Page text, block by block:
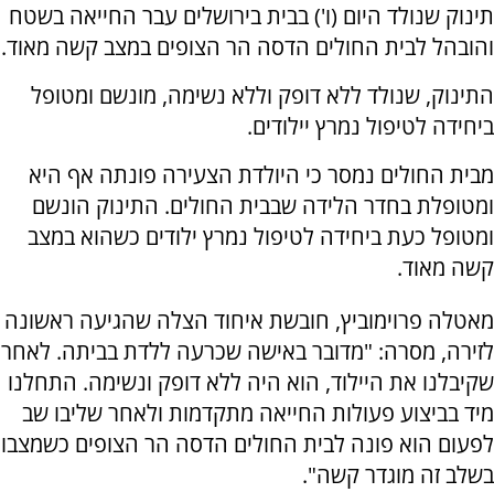
תינוק שנולד היום (ו') בבית בירושלים עבר החייאה בשטח
והובהל לבית החולים הדסה הר הצופים במצב קשה מאוד.
התינוק, שנולד ללא דופק וללא נשימה, מונשם ומטופל
ביחידה לטיפול נמרץ יילודים.
מבית החולים נמסר כי היולדת הצעירה פונתה אף היא
ומטופלת בחדר הלידה שבבית החולים. התינוק הונשם
ומטופל כעת ביחידה לטיפול נמרץ ילודים כשהוא במצב
קשה מאוד.
מאטלה פרוימוביץ, חובשת איחוד הצלה שהגיעה ראשונה
לזירה, מסרה: "מדובר באישה שכרעה ללדת בביתה. לאחר
שקיבלנו את היילוד, הוא היה ללא דופק ונשימה. התחלנו
מיד בביצוע פעולות החייאה מתקדמות ולאחר שליבו שב
לפעום הוא פונה לבית החולים הדסה הר הצופים כשמצבו
בשלב זה מוגדר קשה".